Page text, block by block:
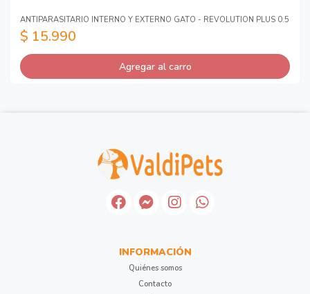
ANTIPARASITARIO INTERNO Y EXTERNO GATO - REVOLUTION PLUS 0.5
$ 15.990
Agregar al carro
INFORMACIÓN
Quiénes somos
Contacto